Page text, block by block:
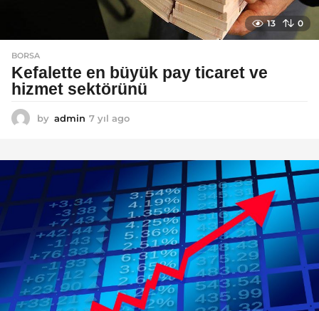
13 0
BORSA
Kefalette en büyük pay ticaret ve
hizmet sektörünü
by admin 7 yıl ago
l
g
o